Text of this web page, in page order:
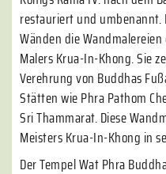
restauriert und
Wänden die
Malers Krua-In-Khong. Sie
Verehrung von Buddhas
Stätten wie Phra Pathom
Sri Thammarat. Diese
Meisters Krua-In-Khong in
Der Tempel Wat Phra